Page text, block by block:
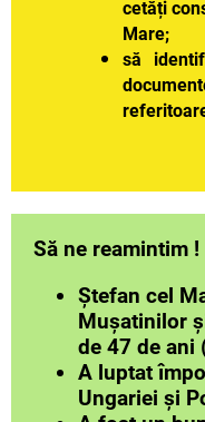
cetăți
Mare;
să
Să ne reamintim !
Ștefan cel
Mușatinilor
de 47 de ani
A luptat
Ungariei și